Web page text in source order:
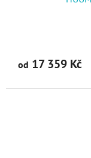
od 17 359 Kč